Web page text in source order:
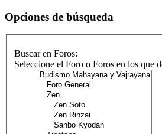
Opciones de búsqueda
Buscar en Foros:
Seleccione el Foro o Foros en los que